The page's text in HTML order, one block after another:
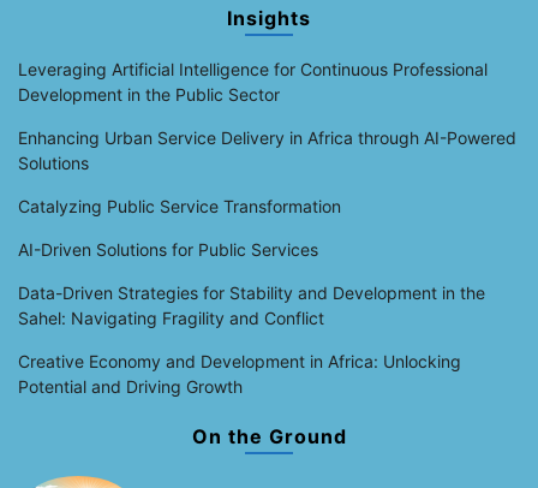
Insights
Leveraging Artificial Intelligence for Continuous Professional
Development in the Public Sector
Enhancing Urban Service Delivery in Africa through AI-Powered
Solutions
Catalyzing Public Service Transformation
AI-Driven Solutions for Public Services
Data-Driven Strategies for Stability and Development in the
Sahel: Navigating Fragility and Conflict
Creative Economy and Development in Africa: Unlocking
Potential and Driving Growth
On the Ground